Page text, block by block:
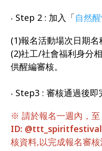
‧ Step 2 : 加入「自然
(1)報名活動場次日期名
(2)社工/社會福利身分
供醒編審核。
‧ Step3 : 審核通過後即
※ 請於報名一週內，至
ID:
核資料,以完成報名審核